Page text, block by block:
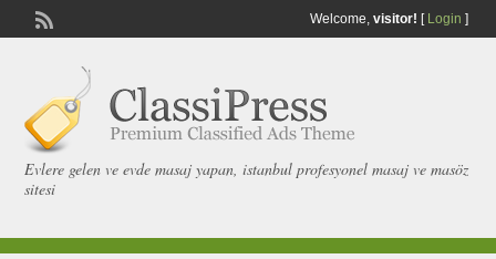
Welcome, visitor! [ Login ]
Evlere gelen ve evde masaj yapan, istanbul profesyonel masaj ve masöz
sitesi